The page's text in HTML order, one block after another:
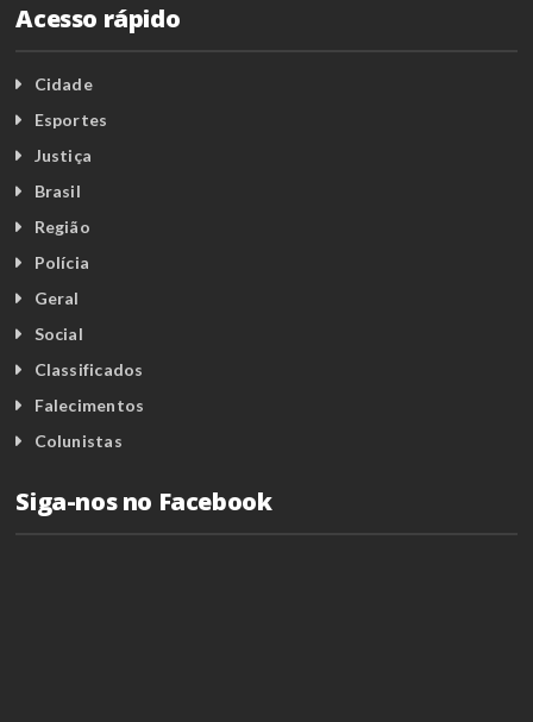
Acesso rápido
Cidade
Esportes
Justiça
Brasil
Região
Polícia
Geral
Social
Classificados
Falecimentos
Colunistas
Siga-nos no Facebook